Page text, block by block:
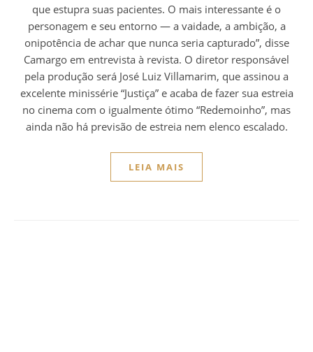
que estupra suas pacientes. O mais interessante é o
personagem e seu entorno — a vaidade, a ambição, a
onipotência de achar que nunca seria capturado”, disse
Camargo em entrevista à revista. O diretor responsável
pela produção será José Luiz Villamarim, que assinou a
excelente minissérie “Justiça” e acaba de fazer sua estreia
no cinema com o igualmente ótimo “Redemoinho”, mas
ainda não há previsão de estreia nem elenco escalado.
LEIA MAIS